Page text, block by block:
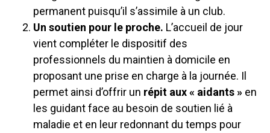
permanent puisqu’il s’assimile à un club.
Un soutien pour le proche. L’accueil de jour
vient compléter le dispositif des
professionnels du maintien à domicile en
proposant une prise en charge à la journée. Il
permet ainsi d’offrir un répit aux « aidants » en
les guidant face au besoin de soutien lié à
maladie et en leur redonnant du temps pour